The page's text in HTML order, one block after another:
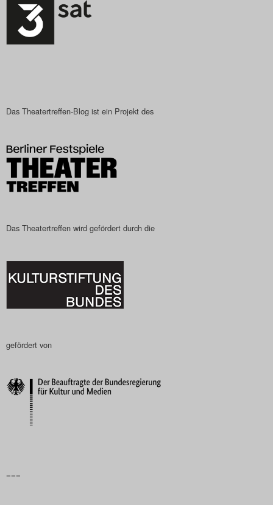
Das Theatertreffen-Blog ist ein Projekt des
Das Theatertreffen wird gefördert durch die
gefördert von
–––